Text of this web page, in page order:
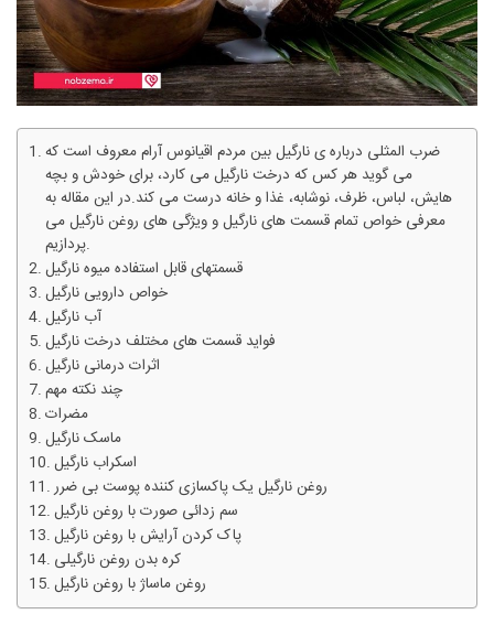
ضرب المثلی درباره ی نارگیل بین مردم اقیانوس آرام معروف است که
می گوید هر کس که درخت نارگیل می کارد، برای خودش و بچه
هایش، لباس، ظرف، نوشابه، غذا و خانه درست می کند.در این مقاله به
معرفی خواص تمام قسمت های نارگیل و ویژگی های روغن نارگیل می
پردازیم.
قسمت‏های قابل استفاده میوه نارگیل
خواص دارویی نارگیل
آب نارگیل
فواید قسمت های مختلف درخت نارگیل
اثرات درمانی نارگیل
چند نکته مهم
مضرات
ماسک نارگیل
اسکراب نارگیل
روغن نارگیل یک پاکسازی کننده پوست بی ضرر
سم زدائی صورت با روغن نارگیل
پاک کردن آرایش با روغن نارگیل
کره بدن روغن نارگیلی
روغن ماساژ با روغن نارگیل